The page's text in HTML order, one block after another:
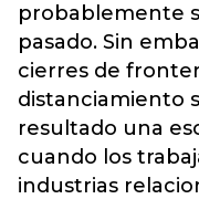
probablemente
pasado. Sin
cierres de
distanciamiento
resultado una
cuando los
industrias